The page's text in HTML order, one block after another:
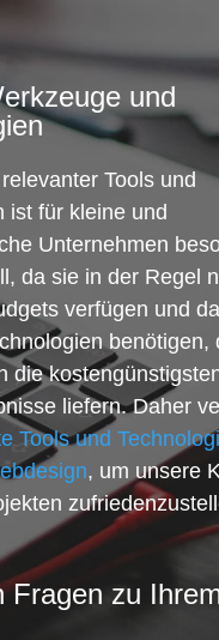
und
Tools und
ist für kleine und
Unternehmen
da sie in der Regel
verfügen und
benötigen,
die
liefern. Daher
Tools und
, um unsere
Fragen zu